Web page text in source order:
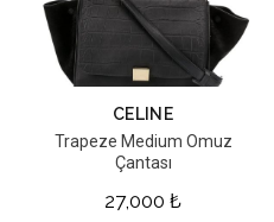
CELINE
Trapeze Medium Omuz
Çantası
27,000 ₺